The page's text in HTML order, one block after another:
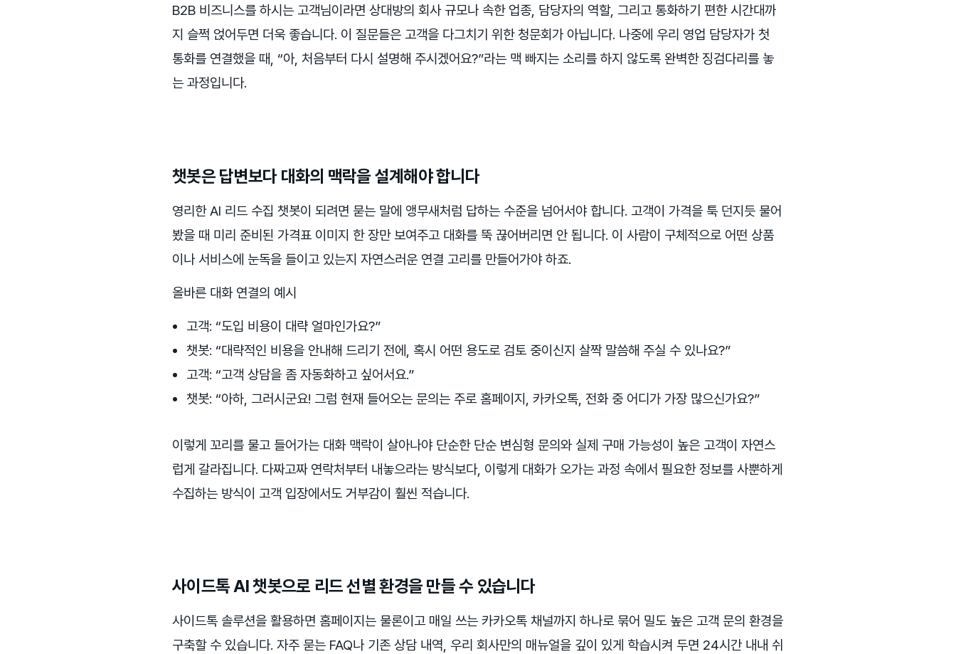
B2B 비즈니스를 하시는 고객님이라면 상대방의 회사 규모나 속한 업종, 담당자의 역할, 그리고 통화하기 편한 시간대까
지 슬쩍 얹어두면 더욱 좋습니다. 이 질문들은 고객을 다그치기 위한 청문회가 아닙니다. 나중에 우리 영업 담당자가 첫
통화를 연결했을 때, “아, 처음부터 다시 설명해 주시겠어요?”라는 맥 빠지는 소리를 하지 않도록 완벽한 징검다리를 놓
는 과정입니다.
챗봇은 답변보다 대화의 맥락을 설계해야 합니다
영리한 AI 리드 수집 챗봇이 되려면 묻는 말에 앵무새처럼 답하는 수준을 넘어서야 합니다. 고객이 가격을 툭 던지듯 물어
봤을 때 미리 준비된 가격표 이미지 한 장만 보여주고 대화를 뚝 끊어버리면 안 됩니다. 이 사람이 구체적으로 어떤 상품
이나 서비스에 눈독을 들이고 있는지 자연스러운 연결 고리를 만들어가야 하죠.
올바른 대화 연결의 예시
고객: “도입 비용이 대략 얼마인가요?”
챗봇: “대략적인 비용을 안내해 드리기 전에, 혹시 어떤 용도로 검토 중이신지 살짝 말씀해 주실 수 있나요?”
고객: “고객 상담을 좀 자동화하고 싶어서요.”
챗봇: “아하, 그러시군요! 그럼 현재 들어오는 문의는 주로 홈페이지, 카카오톡, 전화 중 어디가 가장 많으신가요?”
이렇게 꼬리를 물고 들어가는 대화 맥락이 살아나야 단순한 단순 변심형 문의와 실제 구매 가능성이 높은 고객이 자연스
럽게 갈라집니다. 다짜고짜 연락처부터 내놓으라는 방식보다, 이렇게 대화가 오가는 과정 속에서 필요한 정보를 사뿐하게
수집하는 방식이 고객 입장에서도 거부감이 훨씬 적습니다.
사이드톡 AI 챗봇으로 리드 선별 환경을 만들 수 있습니다
사이드톡 솔루션을 활용하면 홈페이지는 물론이고 매일 쓰는 카카오톡 채널까지 하나로 묶어 밀도 높은 고객 문의 환경을
구축할 수 있습니다. 자주 묻는 FAQ나 기존 상담 내역, 우리 회사만의 매뉴얼을 깊이 있게 학습시켜 두면 24시간 내내 쉬